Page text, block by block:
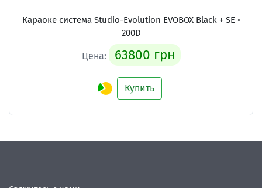
Караоке система Studio-Evolution EVOBOX Black + SE •
200D
Цена: 63800 грн
Купить